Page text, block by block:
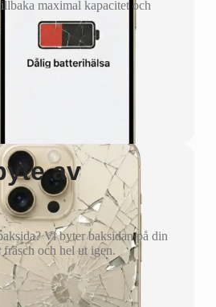
maximal kapacitet och
av
Vi byter baksidan på din
fräsch och hel ut igen.